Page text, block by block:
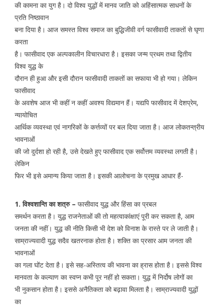
की कामना का युग है। दो विश्व युद्धों में मानव जाति को अहिंसात्मक साधनों के
प्रति निष्ठावान
बना दिया है। आज समस्त विश्व समाज का बुद्धिजीवी वर्ग फासीवादी ताकतों से घृणा
करता
है। फासीवाद एक अल्पकालीन विचारधारा है। इसका जन्म प्रथम तथा द्वितीय
विश्व युद्ध के
दौरान ही हुआ और इसी दौरान फासीवादी ताकतों का सफाया भी हो गया। लेकिन
फासीवाद
के अवशेष आज भी कहीं न कहीं अवश्य विद्यमान हैं। यद्यपि फासीवाद में देशप्रेम,
न्यायोचित
आर्थिक व्यवस्था एवं नागरिकों के कर्त्तव्यों पर बल दिया जाता है। आज लोकतन्त्रीय
भावनाओं
की जो दुर्दशा हो रही है, उसे देखते हुए फासीवाद एक सर्वोत्तम व्यवस्था लगती है।
लेकिन
फिर भी इसे अमान्य किया जाता है। इसकी आलोचना के प्रमुख आधार हैं-
1. विश्वशान्ति का शत्रु – फासीवाद युद्ध और हिंसा का प्रबल
समर्थन करता है। युद्ध राजनेताओं की तो महत्वाकांक्षाएं पूरी कर सकता है, आम
जनता की नहीं। युद्ध की नीति किसी भी देश को विनाश के रास्ते पर ले जाती है।
साम्राज्यवादी युद्ध सदैव खतरनाक होता है। शक्ति का प्रसार आम जनता की
भावनाओं
का गला घोंट देता है। इसे सह-अस्तित्व की भावना का ह्रास होता है। इससे विश्व
मानवता के कल्याण का स्वप्न कभी पूर नहीं हो सकता। युद्ध में निर्दोष लोगों का
भी नुकसान होता है। इससे अनैतिकता को बढ़ावा मिलता है। साम्राज्यवादी युद्धों
का